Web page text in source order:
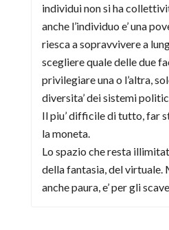
individui non si ha
anche l’individuo e’ una
riesca a sopravvivere a
scegliere quale delle due
privilegiare una o l’altra,
diversita’ dei sistemi
Il piu’ difficile di tutto, far
la moneta.
Lo spazio che resta
della fantasia, del
anche paura, e’ per gli